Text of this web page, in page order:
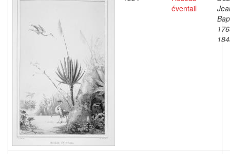
éventail